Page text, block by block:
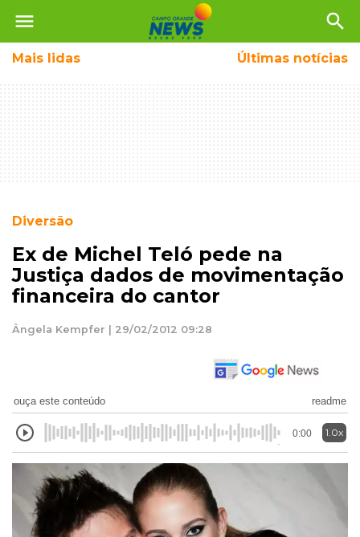
menu search
Mais lidas Últimas notícias
Diversão
Ex de Michel Teló pede na
Justiça dados de movimentação
financeira do cantor
Ângela Kempfer | 29/02/2012 09:28
ouça este conteúdo readme
0:00 1.0x